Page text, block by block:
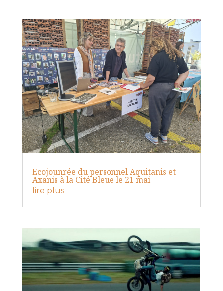
Ecojounrée du personnel Aquitanis et
Axanis à la Cité Bleue le 21 mai
lire plus